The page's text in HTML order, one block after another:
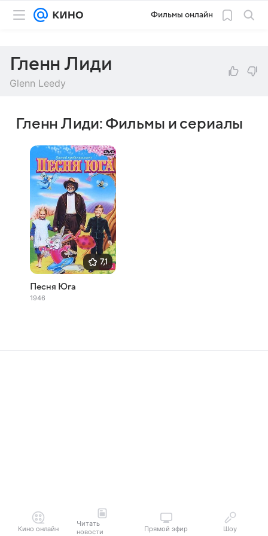
Фильмы онлайн
Гленн Лиди
Glenn Leedy
Гленн Лиди: Фильмы и сериалы
7,1
Песня Юга
1946
Кино онлайн
Читать
новости
Прямой эфир Шоу